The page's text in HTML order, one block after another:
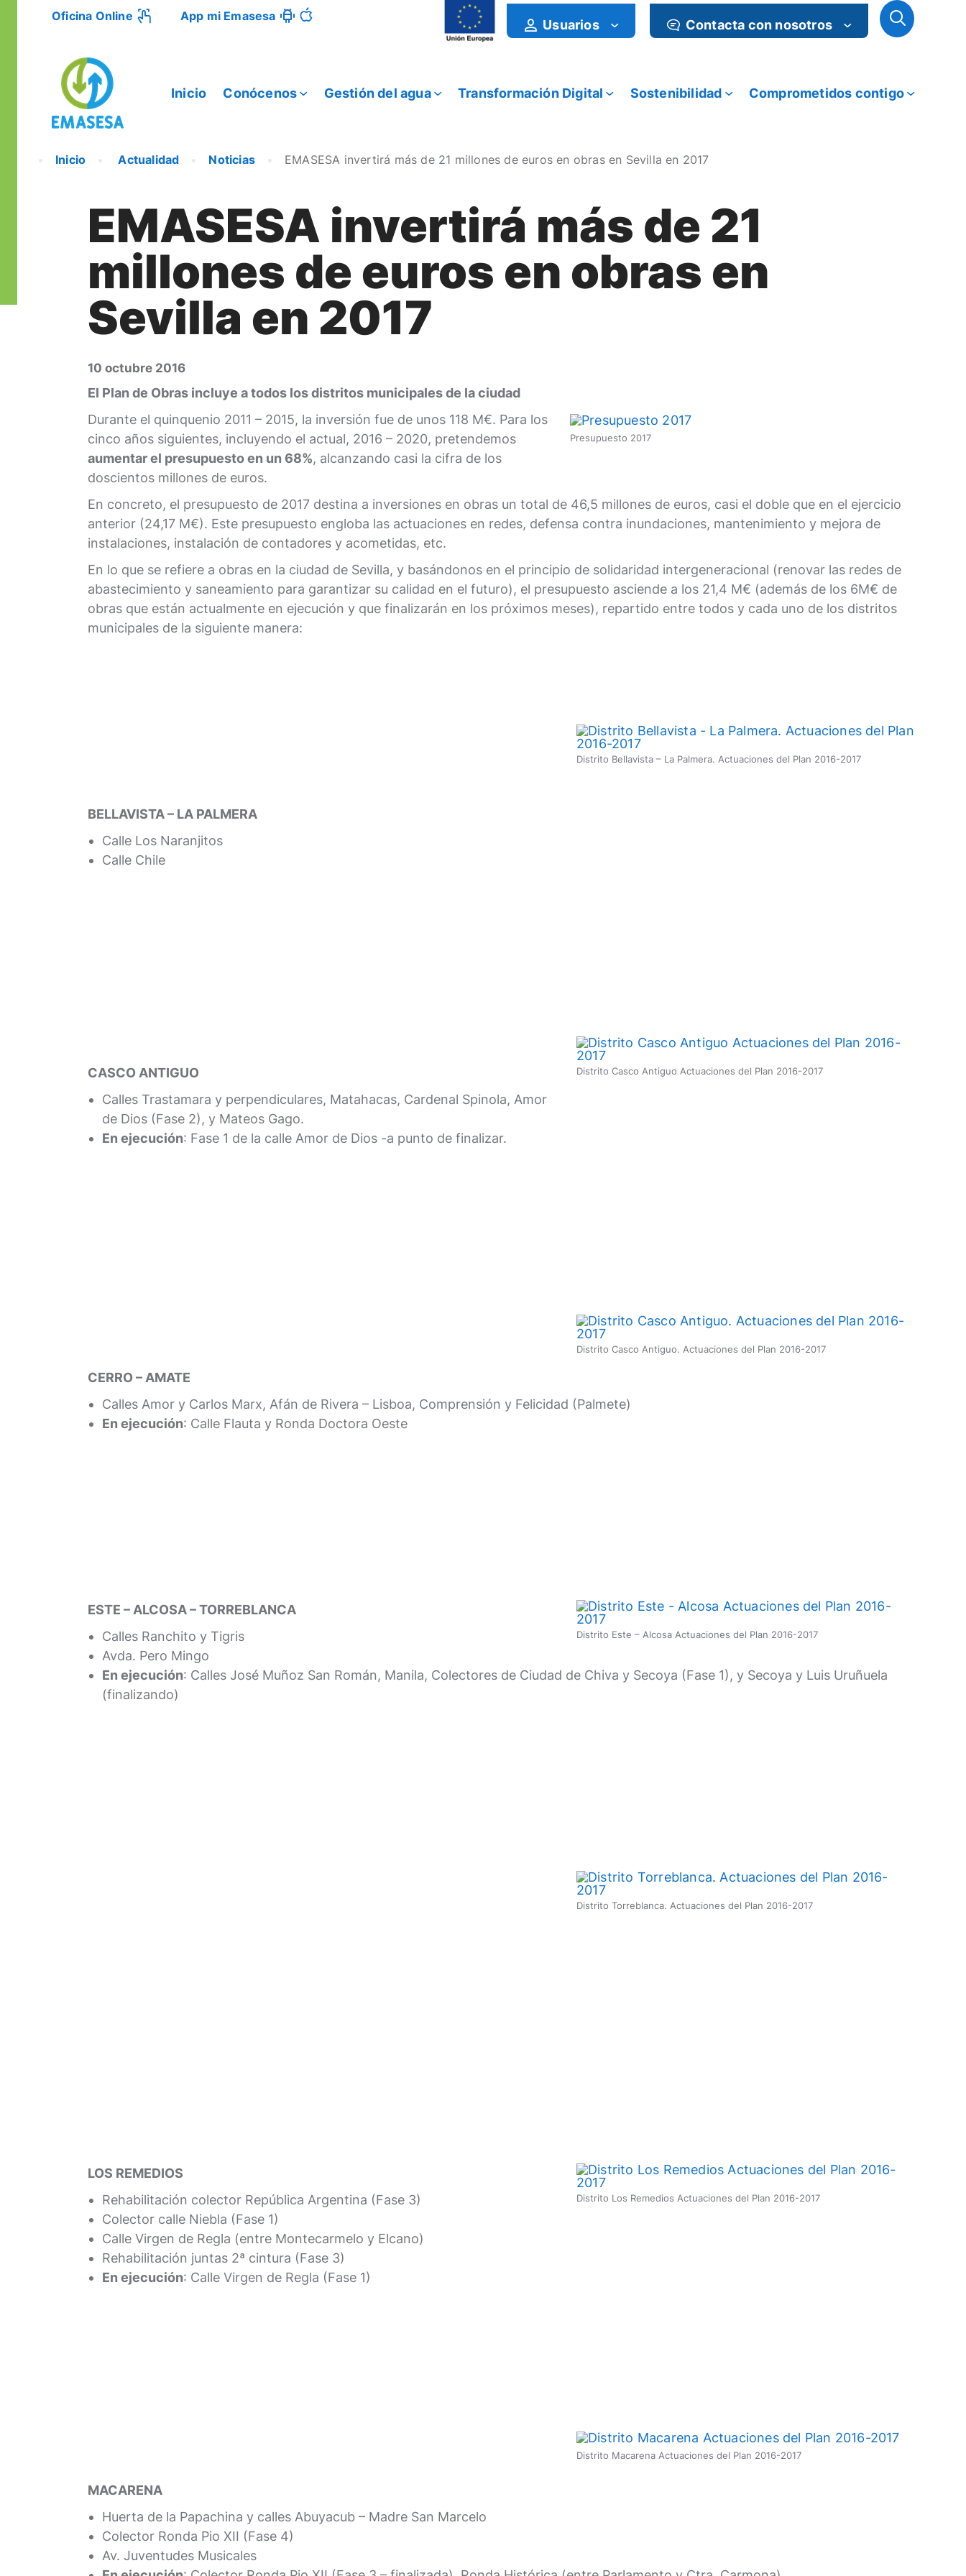
Oficina Online App mi Emasesa
Usuarios Contacta con nosotros
Inicio Conócenos Gestión del agua Transformación Digital Sostenibilidad Comprometidos contigo
Inicio Actualidad Noticias EMASESA invertirá más de 21 millones de euros en obras en Sevilla en 2017
EMASESA invertirá más de 21
millones de euros en obras en
Sevilla en 2017
10 octubre 2016
El Plan de Obras incluye a todos los distritos municipales de la ciudad
Presupuesto 2017
Durante el quinquenio 2011 – 2015, la inversión fue de unos 118 M€. Para los
cinco años siguientes, incluyendo el actual, 2016 – 2020, pretendemos
aumentar el presupuesto en un 68%, alcanzando casi la cifra de los
doscientos millones de euros.
En concreto, el presupuesto de 2017 destina a inversiones en obras un total de 46,5 millones de euros, casi el doble que en el ejercicio
anterior (24,17 M€). Este presupuesto engloba las actuaciones en redes, defensa contra inundaciones, mantenimiento y mejora de
instalaciones, instalación de contadores y acometidas, etc.
En lo que se refiere a obras en la ciudad de Sevilla, y basándonos en el principio de solidaridad intergeneracional (renovar las redes de
abastecimiento y saneamiento para garantizar su calidad en el futuro), el presupuesto asciende a los 21,4 M€ (además de los 6M€ de
obras que están actualmente en ejecución y que finalizarán en los próximos meses), repartido entre todos y cada uno de los distritos
municipales de la siguiente manera:
Distrito Bellavista – La Palmera. Actuaciones del Plan 2016-2017
BELLAVISTA – LA PALMERA
Calle Los Naranjitos
Calle Chile
Distrito Casco Antiguo Actuaciones del Plan 2016-2017
CASCO ANTIGUO
Calles Trastamara y perpendiculares, Matahacas, Cardenal Spinola, Amor
de Dios (Fase 2), y Mateos Gago.
En ejecución: Fase 1 de la calle Amor de Dios -a punto de finalizar.
Distrito Casco Antiguo. Actuaciones del Plan 2016-2017
CERRO – AMATE
Calles Amor y Carlos Marx, Afán de Rivera – Lisboa, Comprensión y Felicidad (Palmete)
En ejecución: Calle Flauta y Ronda Doctora Oeste
Distrito Este – Alcosa Actuaciones del Plan 2016-2017
ESTE – ALCOSA – TORREBLANCA
Calles Ranchito y Tigris
Avda. Pero Mingo
En ejecución: Calles José Muñoz San Román, Manila, Colectores de Ciudad de Chiva y Secoya (Fase 1), y Secoya y Luis Uruñuela
(finalizando)
Distrito Torreblanca. Actuaciones del Plan 2016-2017
Distrito Los Remedios Actuaciones del Plan 2016-2017
LOS REMEDIOS
Rehabilitación colector República Argentina (Fase 3)
Colector calle Niebla (Fase 1)
Calle Virgen de Regla (entre Montecarmelo y Elcano)
Rehabilitación juntas 2ª cintura (Fase 3)
En ejecución: Calle Virgen de Regla (Fase 1)
Distrito Macarena Actuaciones del Plan 2016-2017
MACARENA
Huerta de la Papachina y calles Abuyacub – Madre San Marcelo
Colector Ronda Pio XII (Fase 4)
Av. Juventudes Musicales